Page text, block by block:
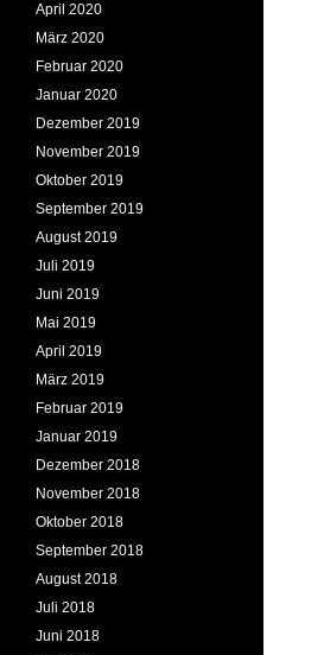
April 2020
März 2020
Februar 2020
Januar 2020
Dezember 2019
November 2019
Oktober 2019
September 2019
August 2019
Juli 2019
Juni 2019
Mai 2019
April 2019
März 2019
Februar 2019
Januar 2019
Dezember 2018
November 2018
Oktober 2018
September 2018
August 2018
Juli 2018
Juni 2018